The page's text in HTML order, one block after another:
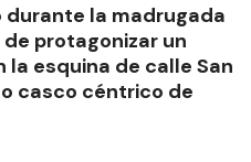
la madrugada
protagonizar un
esquina de calle San
casco céntrico de